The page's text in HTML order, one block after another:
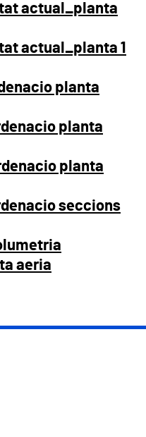
actual_planta
actual_planta 1
planta
planta
planta
seccions
aeria